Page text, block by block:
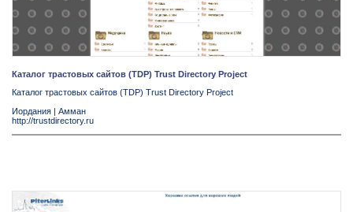
Каталог трастовых сайтов (TDP) Trust Directory Project
Каталог трастовых сайтов (TDP) Trust Directory Project
Иордания | Амман
http://trustdirectory.ru